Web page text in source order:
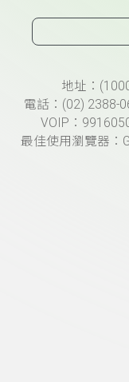
頁尾資訊地址：
電話：(02) 2388-
VOIP：
最佳使用瀏覽器：